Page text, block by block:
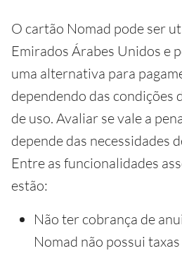
O cartão Nomad pode ser
Emirados Árabes Unidos e
uma alternativa para
dependendo das condições
de uso. Avaliar se vale a
depende das necessidades
Entre as funcionalidades
estão:
Não ter cobrança de
Nomad não possui